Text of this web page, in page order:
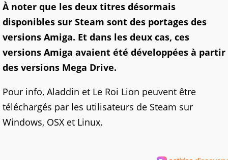
À noter que les deux titres désormais
disponibles sur Steam sont des portages des
versions Amiga. Et dans les deux cas, ces
versions Amiga avaient été développées à partir
des versions Mega Drive.
Pour info, Aladdin et Le Roi Lion peuvent être
téléchargés par les utilisateurs de Steam sur
Windows, OSX et Linux.